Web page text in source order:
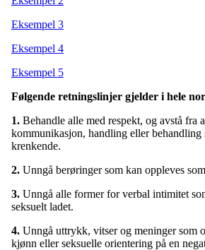
Eksempel 3
Eksempel 4
Eksempel 5
Følgende retningslinjer gjelder i hele
1. Behandle alle med respekt, og avstå fra
kommunikasjon, handling eller behandling
krenkende.
2. Unngå berøringer som kan oppleves
3. Unngå alle former for verbal intimitet
seksuelt ladet.
4. Unngå uttrykk, vitser og meninger som
kjønn eller seksuelle orientering på en